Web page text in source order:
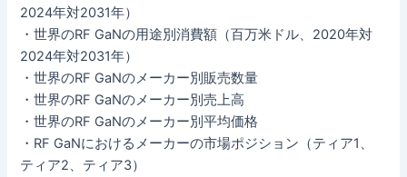
2024年対2031年）
・世界のRF GaNの用途別消費額（百万米ドル、2020年対
2024年対2031年）
・世界のRF GaNのメーカー別販売数量
・世界のRF GaNのメーカー別売上高
・世界のRF GaNのメーカー別平均価格
・RF GaNにおけるメーカーの市場ポジション（ティア1、
ティア2、ティア3）